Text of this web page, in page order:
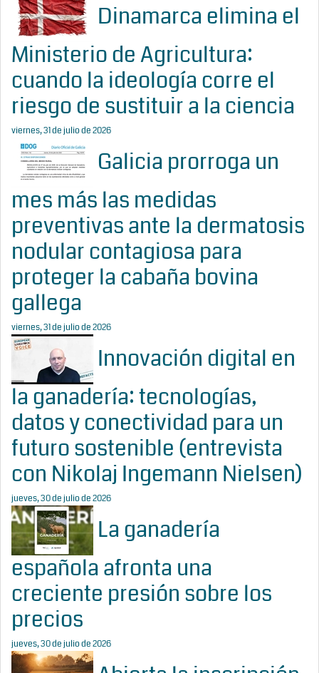
Dinamarca elimina el
Ministerio de Agricultura:
cuando la ideología corre el
riesgo de sustituir a la ciencia
viernes, 31 de julio de 2026
Galicia prorroga un
mes más las medidas
preventivas ante la dermatosis
nodular contagiosa para
proteger la cabaña bovina
gallega
viernes, 31 de julio de 2026
Innovación digital en
la ganadería: tecnologías,
datos y conectividad para un
futuro sostenible (entrevista
con Nikolaj Ingemann Nielsen)
jueves, 30 de julio de 2026
La ganadería
española afronta una
creciente presión sobre los
precios
jueves, 30 de julio de 2026